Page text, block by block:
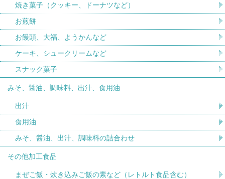
焼き菓子（クッキー、ドーナツなど）
お煎餅
お饅頭、大福、ようかんなど
ケーキ、シュークリームなど
スナック菓子
みそ、醤油、調味料、出汁、食用油
出汁
食用油
みそ、醤油、出汁、調味料の詰合わせ
その他加工食品
まぜご飯・炊き込みご飯の素など（レトルト食品含む）